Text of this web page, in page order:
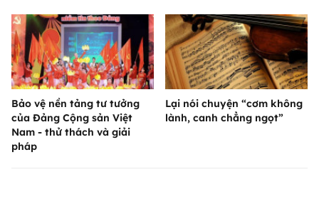
Bảo vệ nền tảng tư tưởng
của Đảng Cộng sản Việt
Nam - thử thách và giải
pháp
Lại nói chuyện “cơm không
lành, canh chẳng ngọt”